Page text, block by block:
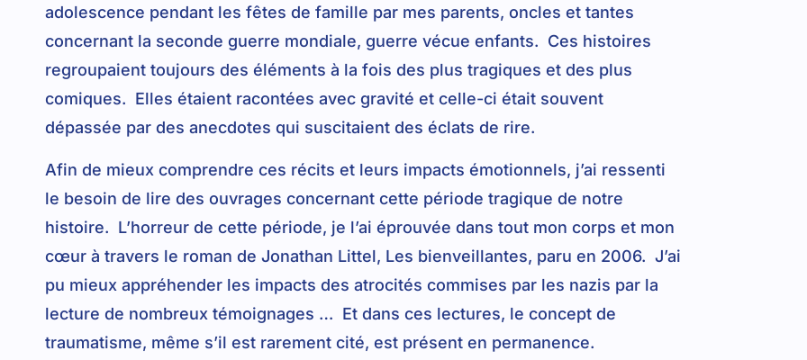
adolescence pendant les fêtes de famille par mes parents, oncles et tantes
concernant la seconde guerre mondiale, guerre vécue enfants. Ces histoires
regroupaient toujours des éléments à la fois des plus tragiques et des plus
comiques. Elles étaient racontées avec gravité et celle-ci était souvent
dépassée par des anecdotes qui suscitaient des éclats de rire.
Afin de mieux comprendre ces récits et leurs impacts émotionnels, j’ai ressenti
le besoin de lire des ouvrages concernant cette période tragique de notre
histoire. L’horreur de cette période, je l’ai éprouvée dans tout mon corps et mon
cœur à travers le roman de Jonathan Littel, Les bienveillantes, paru en 2006. J’ai
pu mieux appréhender les impacts des atrocités commises par les nazis par la
lecture de nombreux témoignages … Et dans ces lectures, le concept de
traumatisme, même s’il est rarement cité, est présent en permanence.